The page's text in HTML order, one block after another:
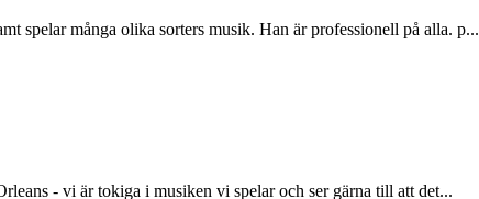
spelar många olika sorters musik. Han är professionell på alla. p...
- vi är tokiga i musiken vi spelar och ser gärna till att det...